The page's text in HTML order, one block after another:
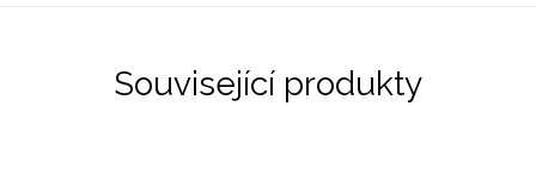
Související produkty